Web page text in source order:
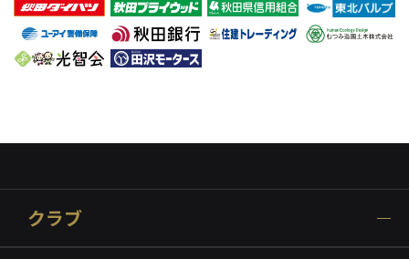
クラブ